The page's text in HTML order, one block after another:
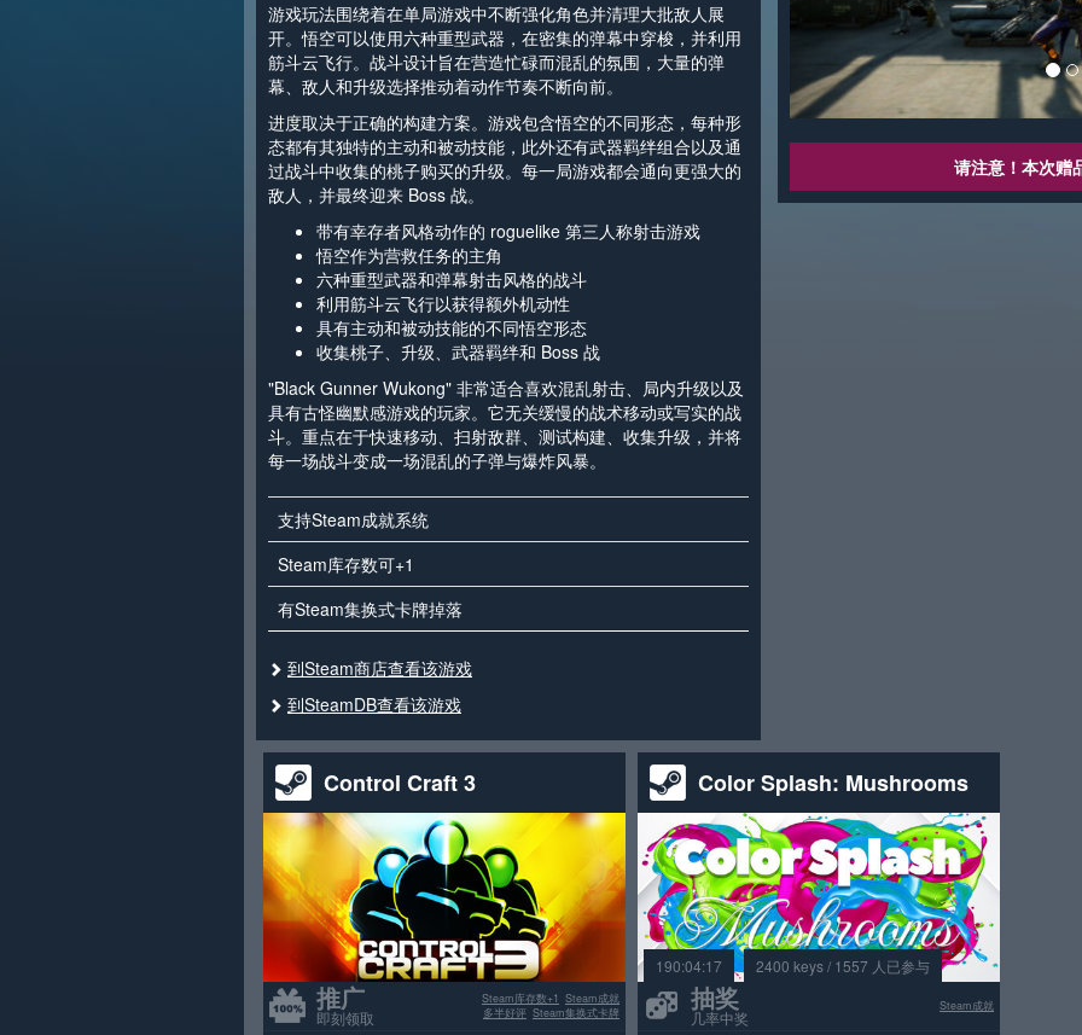
游戏玩法围绕着在单局游戏中不断强化角色并清理大批敌人展
开。悟空可以使用六种重型武器，在密集的弹幕中穿梭，并利用
筋斗云飞行。战斗设计旨在营造忙碌而混乱的氛围，大量的弹
幕、敌人和升级选择推动着动作节奏不断向前。
进度取决于正确的构建方案。游戏包含悟空的不同形态，每种形
态都有其独特的主动和被动技能，此外还有武器羁绊组合以及通
过战斗中收集的桃子购买的升级。每一局游戏都会通向更强大的
敌人，并最终迎来 Boss 战。
带有幸存者风格动作的 roguelike 第三人称射击游戏
悟空作为营救任务的主角
六种重型武器和弹幕射击风格的战斗
利用筋斗云飞行以获得额外机动性
具有主动和被动技能的不同悟空形态
收集桃子、升级、武器羁绊和 Boss 战
"Black Gunner Wukong" 非常适合喜欢混乱射击、局内升级以及
具有古怪幽默感游戏的玩家。它无关缓慢的战术移动或写实的战
斗。重点在于快速移动、扫射敌群、测试构建、收集升级，并将
每一场战斗变成一场混乱的子弹与爆炸风暴。
支持Steam成就系统
Steam库存数可+1
有Steam集换式卡牌掉落
到Steam商店查看该游戏
到SteamDB查看该游戏
请注意！本次赠
Control Craft 3
推广
即刻领取
Steam成就
Steam库存数+1
Steam集换式卡牌
多半好评
Color Splash: Mushrooms
190:04:17 2400 keys / 1557 人已参与
抽奖
几率中奖
Steam成就